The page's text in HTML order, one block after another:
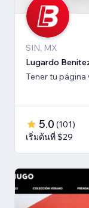
SIN, MX
Lugardo
Tener tu
5.0 (101)
เริ่มต้นที่ $29